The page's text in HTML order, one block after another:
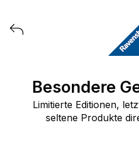
Alle Produkteinführungen
Besondere
Limitierte Editionen,
seltene Produkte